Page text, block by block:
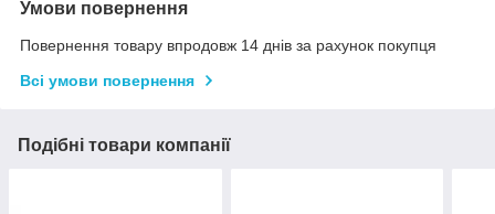
Умови повернення
Повернення товару впродовж 14 днів за рахунок покупця
Всі умови повернення
Подібні товари компанії